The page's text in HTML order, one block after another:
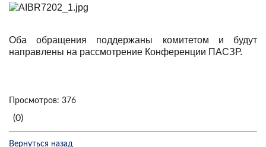
Оба обращения поддержаны комитетом и будут
направлены на рассмотрение Конференции ПАСЗР.
Просмотров: 376
(0)
Вернуться назад